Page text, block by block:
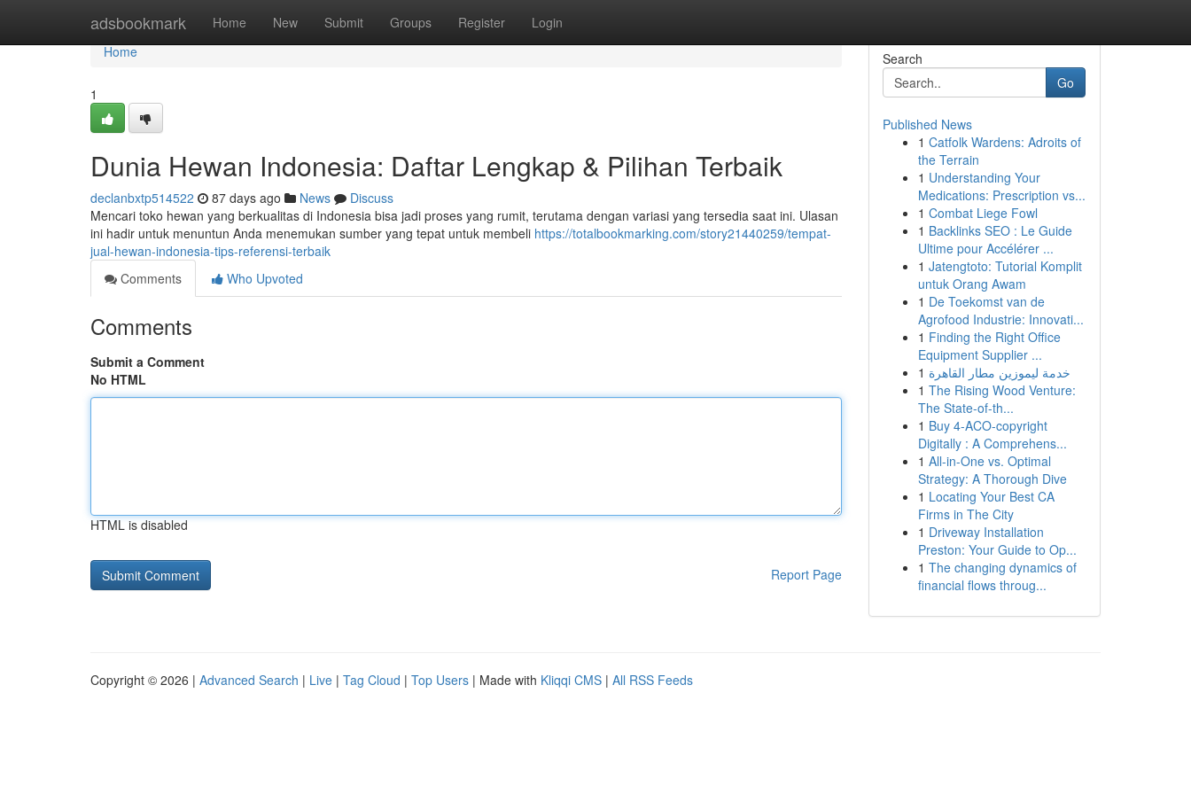
adsbookmark Home New Submit Groups Register Login
Home
Home
1
Dunia Hewan Indonesia: Daftar Lengkap & Pilihan Terbaik
declanbxtp514522 87 days ago News
Discuss
Mencari toko hewan yang berkualitas di Indonesia bisa jadi proses yang rumit, terutama dengan variasi yang tersedia saat ini. Ulasan
ini hadir untuk menuntun Anda menemukan sumber yang tepat untuk membeli https://totalbookmarking.com/story21440259/tempat-
jual-hewan-indonesia-tips-referensi-terbaik
Comments
Who Upvoted
Comments
Submit a Comment
No HTML
HTML is disabled
Report Page
Search
Go
Published News
1 Catfolk Wardens: Adroits of
the Terrain
1 Understanding Your
Medications: Prescription vs...
1 Combat Liege Fowl
1 Backlinks SEO : Le Guide
Ultime pour Accélérer ...
1 Jatengtoto: Tutorial Komplit
untuk Orang Awam
1 De Toekomst van de
Agrofood Industrie: Innovati...
1 Finding the Right Office
Equipment Supplier ...
1 خدمة ليموزين مطار القاهرة
1 The Rising Wood Venture:
The State-of-th...
1 Buy 4-ACO-copyright
Digitally : A Comprehens...
1 All-in-One vs. Optimal
Strategy: A Thorough Dive
1 Locating Your Best CA
Firms in The City
1 Driveway Installation
Preston: Your Guide to Op...
1 The changing dynamics of
financial flows throug...
Copyright © 2026 | Advanced Search | Live | Tag Cloud | Top Users | Made with Kliqqi CMS | All RSS Feeds